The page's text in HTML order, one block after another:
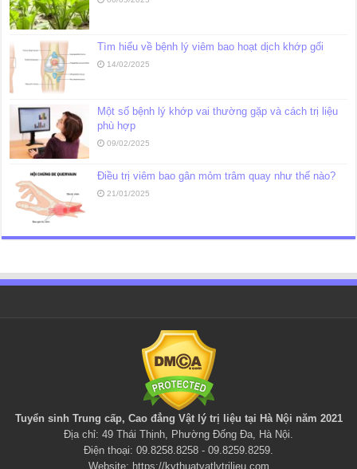
Tìm hiểu về bệnh lý viêm bao hoạt dịch khớp gối
14/02/2025
Một số bệnh lý khớp vai thường gặp và cách trị liệu
phù hợp
09/02/2025
Điều trị viêm bao gân mỏm trâm quay như thế nào?
21/01/2025
Tuyển sinh Trung cấp, Cao đẳng Vật lý trị liệu tại Hà Nội năm 2021
Địa chỉ: 49 Thái Thịnh, Phường Đống Đa, Hà Nội.
Điện thoại: 09.8258.8258 - 09.8259.8259.
Website: https://kythuatvatlytrilieu.com